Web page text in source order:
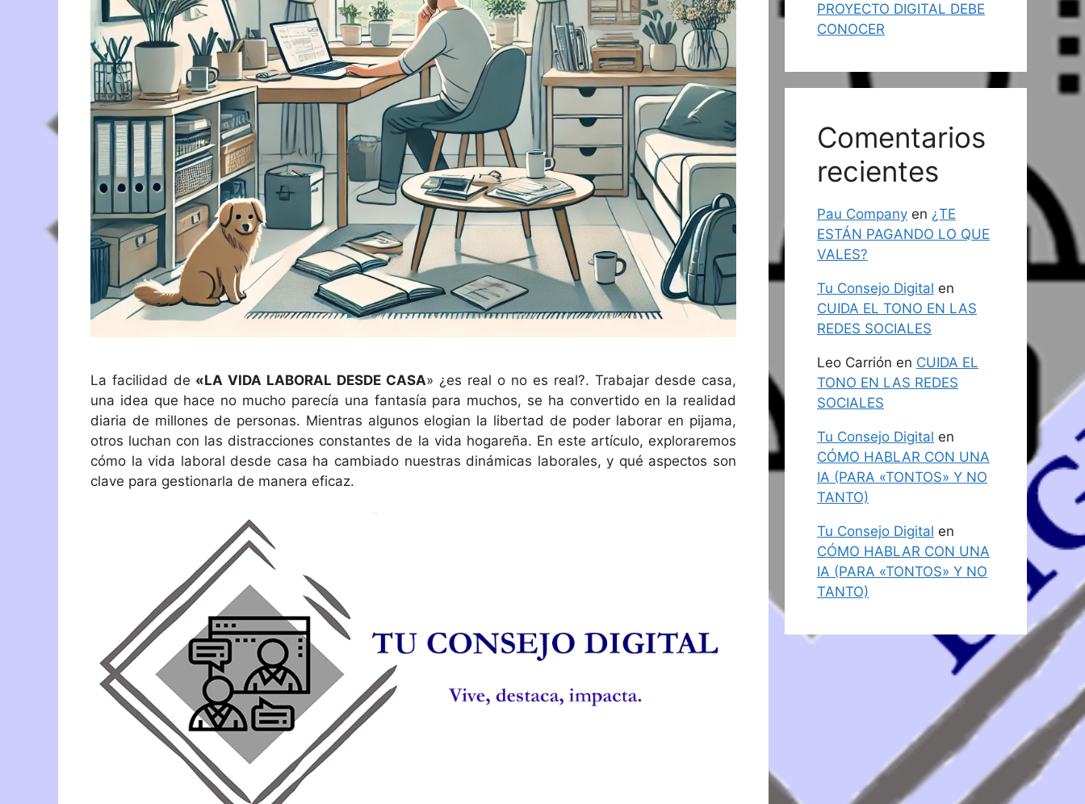
La facilidad de «LA VIDA LABORAL DESDE CASA» ¿es real o no es real?. Trabajar desde casa,
una idea que hace no mucho parecía una fantasía para muchos, se ha convertido en la realidad
diaria de millones de personas. Mientras algunos elogian la libertad de poder laborar en pijama,
otros luchan con las distracciones constantes de la vida hogareña. En este artículo, exploraremos
cómo la vida laboral desde casa ha cambiado nuestras dinámicas laborales, y qué aspectos son
clave para gestionarla de manera eficaz.
PROYECTO DIGITAL DEBE
CONOCER
Comentarios
recientes
Pau Company en ¿TE
ESTÁN PAGANDO LO QUE
VALES?
Tu Consejo Digital en
CUIDA EL TONO EN LAS
REDES SOCIALES
Leo Carrión en CUIDA EL
TONO EN LAS REDES
SOCIALES
Tu Consejo Digital en
CÓMO HABLAR CON UNA
IA (PARA «TONTOS» Y NO
TANTO)
Tu Consejo Digital en
CÓMO HABLAR CON UNA
IA (PARA «TONTOS» Y NO
TANTO)